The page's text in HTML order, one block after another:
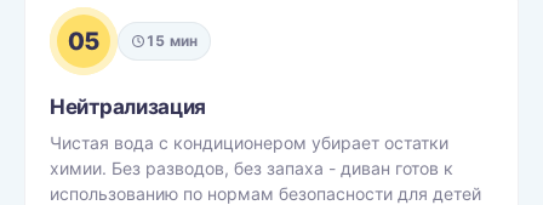
05 15 мин
Нейтрализация
Чистая вода с кондиционером убирает остатки
химии. Без разводов, без запаха - диван готов к
использованию по нормам безопасности для детей